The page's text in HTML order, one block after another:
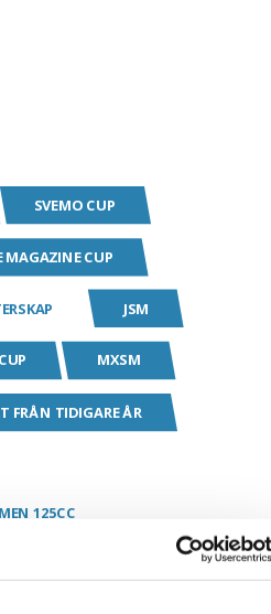
SVEMO CUP
MAGAZINE CUP
JSM
MXSM
FRÅN TIDIGARE ÅR
125CC